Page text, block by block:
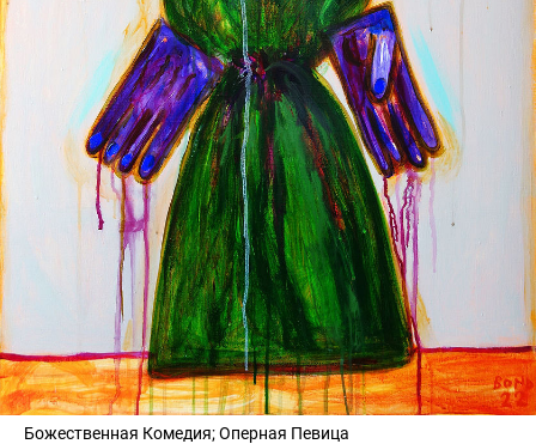
Божественная Комедия; Оперная Певица